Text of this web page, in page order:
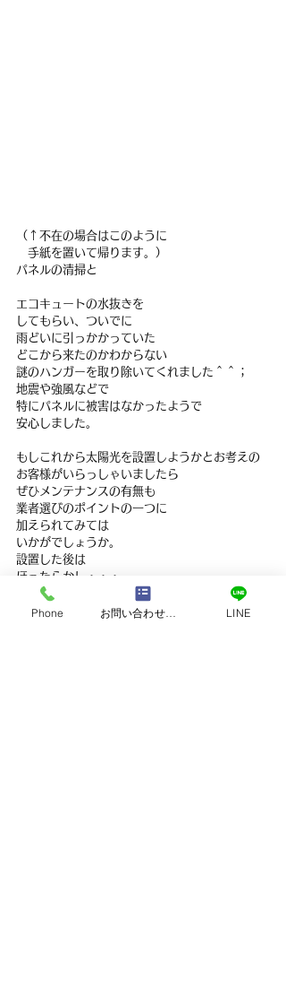
（↑不在の場合はこのように
手紙を置いて帰ります。）
パネルの清掃と
エコキュートの水抜きを
してもらい、ついでに
雨どいに引っかかっていた
どこから来たのかわからない
謎のハンガーを取り除いてくれました＾＾；
地震や強風などで
特にパネルに被害はなかったようで
安心しました。
もしこれから太陽光を設置しようかとお考えの
お客様がいらっしゃいましたら
ぜひメンテナンスの有無も
業者選びのポイントの一つに
加えられてみては
いかがでしょうか。
設置した後は
ほったらかし・・・
なんてことも
よくある話ですので。
Phone お問い合わせフォーム LINE